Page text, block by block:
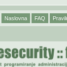
Naslovna FAQ